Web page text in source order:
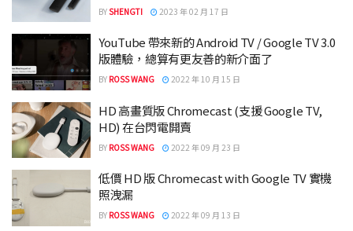
BYSHENGTI 2023 年 02 月 17 日
YouTube 帶來新的 Android TV / Google TV 3.0
版體驗，總算有更友善的新介面了
BY ROSS WANG 2022 年 10 月 15 日
HD 高畫質版 Chromecast (支援 Google TV,
HD) 在台閃電開賣
BY ROSS WANG 2022 年 09 月 23 日
低價 HD 版 Chromecast with Google TV 實機
照洩漏
BY ROSS WANG 2022 年 09 月 13 日